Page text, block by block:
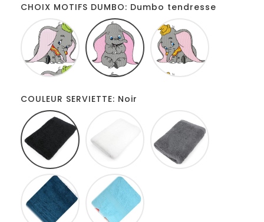
CHOIX MOTIFS DUMBO: Dumbo tendresse
Dumbo
assis
Dumbo
tendresse
COULEUR SERVIETTE: Noir
pétrole